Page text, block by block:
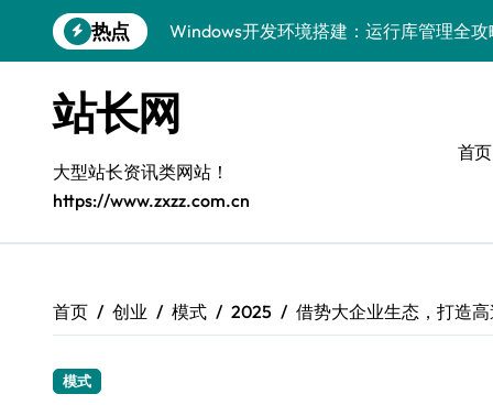
到
热点
Windows开发环境搭建：运行库管理全攻
鸿蒙云架构下弹性计算优化探索
计算机视觉索引漏洞深度剖析与修复
弹性计算重塑云架构：降本增效实战指南
驭5G之速，铸iOS移动互联新标杆
快速定位漏洞，优化索引效率
站长网
大型站长资讯类网站！
https://www.zxzz.com.cn
首页
首页 创业 模式 2025 借势大企业生态，打造
模式